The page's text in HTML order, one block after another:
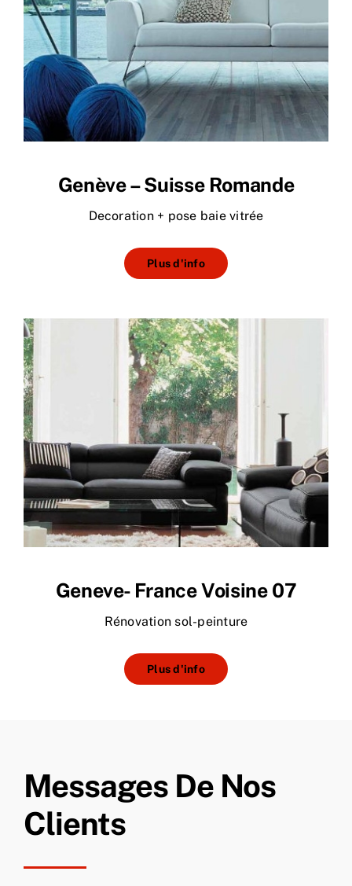
Genève – Suisse Romande
Decoration + pose baie vitrée
Plus d'info
Geneve- France Voisine 07
Rénovation sol-peinture
Plus d'info
Messages De Nos
Clients